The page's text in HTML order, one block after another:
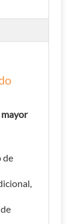
mayor
de